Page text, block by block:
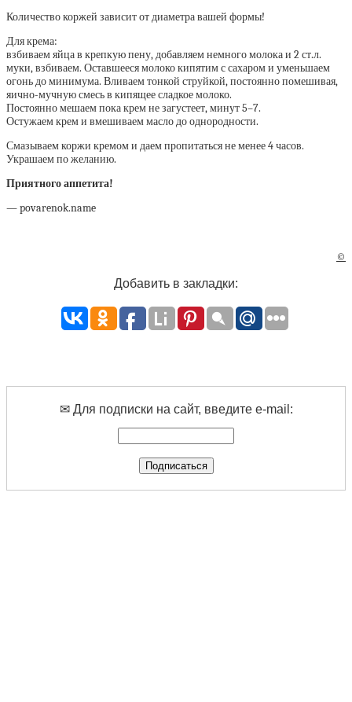
Количество коржей зависит от диаметра вашей формы!
Для крема:
взбиваем яйца в крепкую пену, добавляем немного молока и 2 ст.л.
муки, взбиваем. Оставшееся молоко кипятим с сахаром и уменьшаем
огонь до минимума. Вливаем тонкой струйкой, постоянно помешивая,
яично-мучную смесь в кипящее сладкое молоко.
Постоянно мешаем пока крем не загустеет, минут 5–7.
Остужаем крем и вмешиваем масло до однородности.
Смазываем коржи кремом и даем пропитаться не менее 4 часов.
Украшаем по желанию.
Приятного аппетита!
— povarenok.name
©
Добавить в закладки:
✉ Для подписки на сайт, введите e-mail: